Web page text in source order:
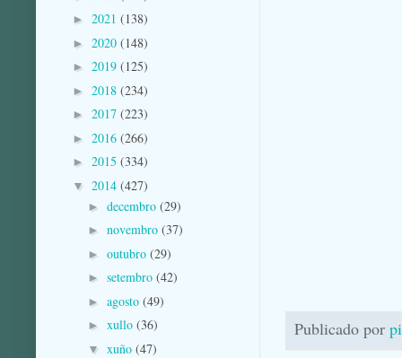
Publicado por
► 2021 (138)
► 2020 (148)
► 2019 (125)
► 2018 (234)
► 2017 (223)
► 2016 (266)
► 2015 (334)
▼ 2014 (427)
► decembro (29)
► novembro (37)
► outubro (29)
► setembro (42)
► agosto (49)
► xullo (36)
▼ xuño (47)